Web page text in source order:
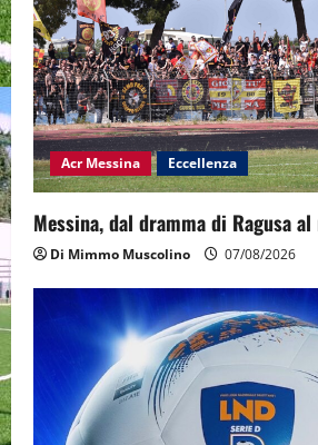
Acr Messina Eccellenza
Messina, dal dramma di Ragusa
Di Mimmo Muscolino 07/08/2026